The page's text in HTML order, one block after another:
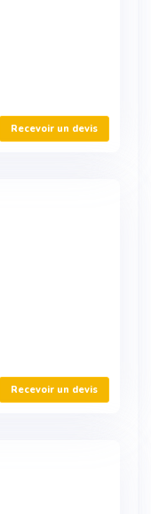
Recevoir un devis
Recevoir un devis